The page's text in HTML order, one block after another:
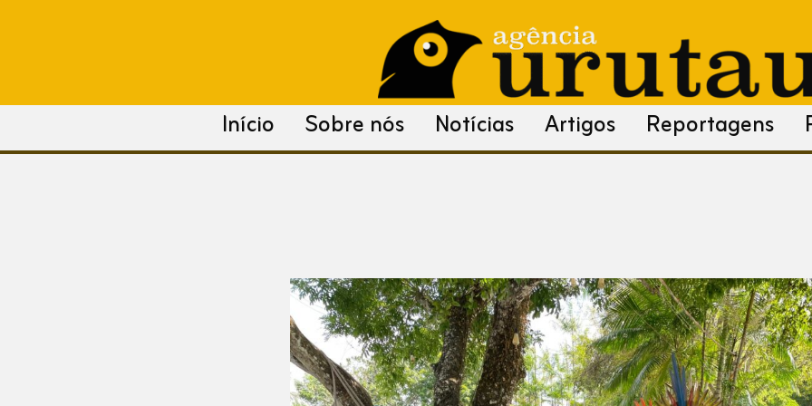
Início Sobre nós Notícias Artigos Reportagens